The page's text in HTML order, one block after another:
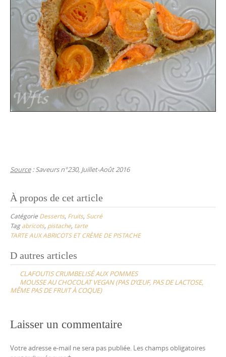
Source: Saveurs n°230, Juillet-Août 2016
À propos de cet article
Catégorie Desserts, Fruits, Sucré
Tagabricots, pistache, tarte
TARTE AUX ABRICOTS ET CRÈME DE PISTACHE
Post
navigation
D autres articles
CLAFOUTIS CRUMBELISÉ AUX POMMES
MOUSSE AU CHOCOLAT VEGAN (PAS D’ŒUF, PAS DE LACTOSE,
MÊME PAS DE FRUIT À COQUE)
Laisser un commentaire
Votre adresse e-mail ne sera pas publiée. Les champs obligatoires